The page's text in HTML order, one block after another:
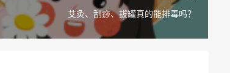
艾灸、刮痧、拔罐真的能排毒吗？